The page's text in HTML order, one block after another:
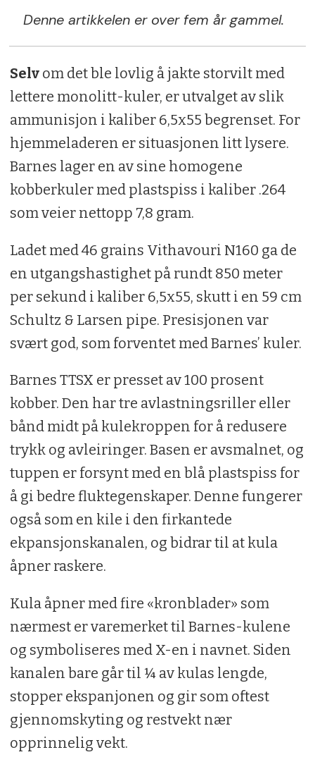
Denne artikkelen er over fem år gammel.
Selv om det ble lovlig å jakte storvilt med
lettere monolitt-kuler, er utvalget av slik
ammunisjon i kaliber 6,5x55 begrenset. For
hjemmeladeren er situasjonen litt lysere.
Barnes lager en av sine homogene
kobberkuler med plastspiss i kaliber .264
som veier nettopp 7,8 gram.
Ladet med 46 grains Vithavouri N160 ga de
en utgangshastighet på rundt 850 meter
per sekund i kaliber 6,5x55, skutt i en 59 cm
Schultz & Larsen pipe. Presisjonen var
svært god, som forventet med Barnes’ kuler.
Barnes TTSX er presset av 100 prosent
kobber. Den har tre avlastningsriller eller
bånd midt på kulekroppen for å redusere
trykk og avleiringer. Basen er avsmalnet, og
tuppen er forsynt med en blå plastspiss for
å gi bedre fluktegenskaper. Denne fungerer
også som en kile i den firkantede
ekpansjonskanalen, og bidrar til at kula
åpner raskere.
Kula åpner med fire «kronblader» som
nærmest er varemerket til Barnes-kulene
og symboliseres med X-en i navnet. Siden
kanalen bare går til ¼ av kulas lengde,
stopper ekspanjonen og gir som oftest
gjennomskyting og restvekt nær
opprinnelig vekt.